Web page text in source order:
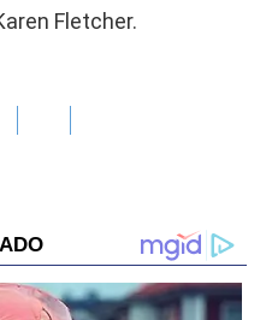
Fletcher.